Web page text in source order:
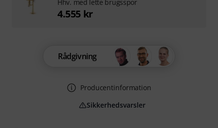
Rådgivning
Producentinformation
Sikkerhedsvarsler
Hhv. med lette brugsspor
4.555 kr